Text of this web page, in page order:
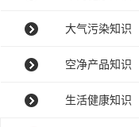
大气污染知识
空净产品知识
生活健康知识